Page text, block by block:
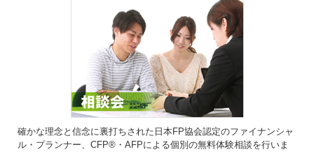
確かな理念と信念に裏打ちされた日本FP協会認定のファイナンシャ
ル・プランナー、CFP®・AFPによる個別の無料体験相談を行いま